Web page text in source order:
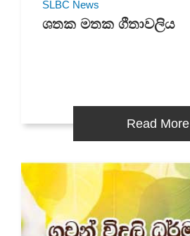
SLBC News
ශතක මතක ගීතාවලිය
Read More